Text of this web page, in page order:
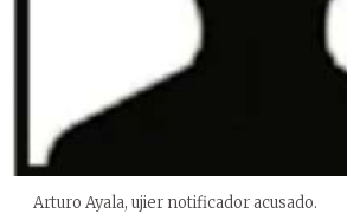
Arturo Ayala, ujier notificador acusado.